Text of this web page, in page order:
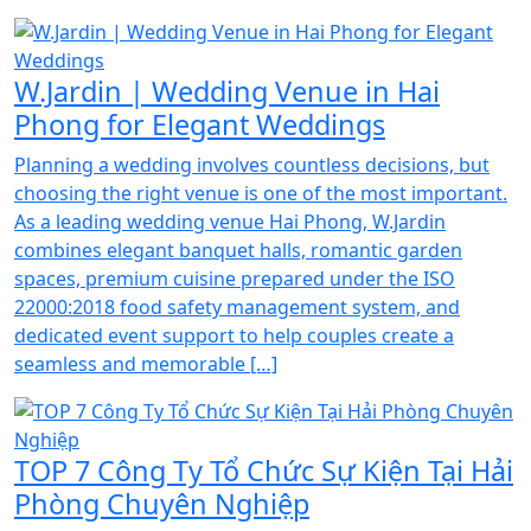
W.Jardin | Wedding Venue in Hai
Phong for Elegant Weddings
Planning a wedding involves countless decisions, but
choosing the right venue is one of the most important.
As a leading wedding venue Hai Phong, W.Jardin
combines elegant banquet halls, romantic garden
spaces, premium cuisine prepared under the ISO
22000:2018 food safety management system, and
dedicated event support to help couples create a
seamless and memorable […]
TOP 7 Công Ty Tổ Chức Sự Kiện Tại Hải
Phòng Chuyên Nghiệp